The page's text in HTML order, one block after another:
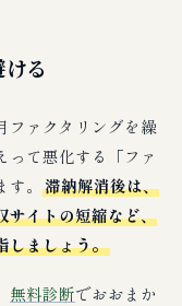
る
ファクタリングを繰
って悪化する「ファ
。 滞納解消後は、
サイトの短縮など、
しましょう。
無料診断でおおまか